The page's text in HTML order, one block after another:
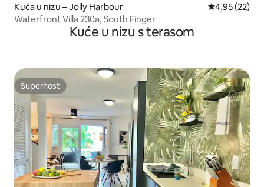
Kuća u nizu – Jolly Harbour Prosječna
4,95 (22)
Waterfront Villa 230a, South Finger
Kuće u nizu s terasom
Superhost
Superhost